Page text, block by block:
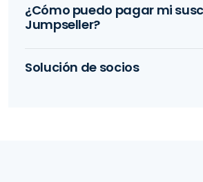
¿Cómo puedo pagar mi
Jumpseller?
Solución de socios